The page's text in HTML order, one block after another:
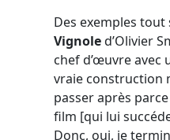
Des exemples tout
Vignoled’Olivier
chef d’œuvre avec
vraie construction
passer après
film [qui lui
Donc, oui, je